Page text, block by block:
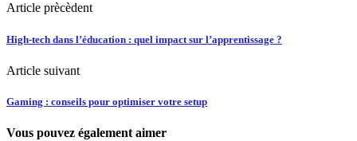
Article prècèdent
High-tech dans l’éducation : quel impact sur l’apprentissage ?
Article suivant
Gaming : conseils pour optimiser votre setup
Vous pouvez également aimer